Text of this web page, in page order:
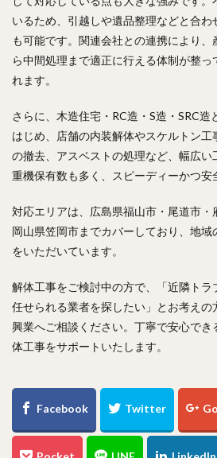
いるため、引越しや遺品整理などと合わ
も可能です。関連会社との連携により
ら中間処理まで適正に行える体制が整っ
れます。
さらに、木造住宅・RC造・S造・SRC
はじめ、店舗の内装解体やスケルトン
の撤去、アスベストの処理など、幅広い
重機保有数も多く、スピーディーかつ安
対応エリアは、広島県福山市・尾道市・
岡山県笠岡市までカバーしており、地
をいただいています。
解体工事をご検討中の方で、「近隣トラ
任せられる業者を探したい」とお考え
興業へご相談ください。丁寧で安心で
体工事をサポートいたします。